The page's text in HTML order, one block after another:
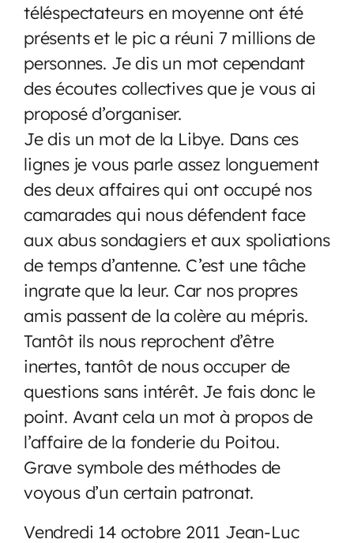
téléspectateurs en moyenne ont été
présents et le pic a réuni 7 millions de
personnes. Je dis un mot cependant
des écoutes collectives que je vous ai
proposé d’organiser.
Je dis un mot de la Libye. Dans ces
lignes je vous parle assez longuement
des deux affaires qui ont occupé nos
camarades qui nous défendent face
aux abus sondagiers et aux spoliations
de temps d’antenne. C’est une tâche
ingrate que la leur. Car nos propres
amis passent de la colère au mépris.
Tantôt ils nous reprochent d’être
inertes, tantôt de nous occuper de
questions sans intérêt. Je fais donc le
point. Avant cela un mot à propos de
l’affaire de la fonderie du Poitou.
Grave symbole des méthodes de
voyous d’un certain patronat.
Vendredi 14 octobre 2011 Jean-Luc